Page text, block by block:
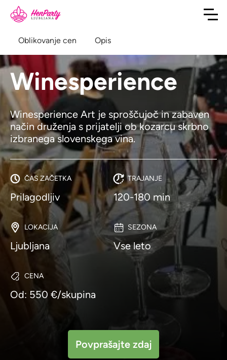
Winesperience
Winesperience Art je sproščujoč in zabaven
način druženja s prijatelji ob kozarcu skrbno
izbranega slovenskega vina.
ČAS ZAČETKA
Prilagodljiv
TRAJANJE
120-180 min
LOKACIJA
Ljubljana
SEZONA
Vse leto
CENA
Od: 550 €/skupina
Povprašajte zdaj
Oblikovanje cen Opis